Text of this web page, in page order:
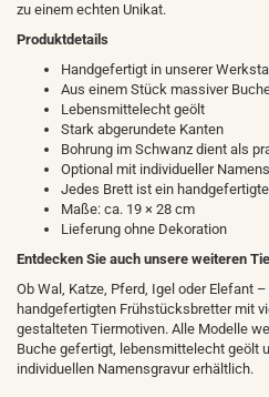
zu einem echten Unikat.
Produktdetails
Handgefertigt in unserer
Aus einem Stück massiver
Lebensmittelecht geölt
Stark abgerundete Kanten
Bohrung im Schwanz dient als
Optional mit individueller
Jedes Brett ist ein
Maße: ca. 19 × 28 cm
Lieferung ohne Dekoration
Entdecken Sie auch unsere weiteren
Ob Wal, Katze, Pferd, Igel oder Elefant
handgefertigten Frühstücksbretter mit
gestalteten Tiermotiven. Alle Modelle
Buche gefertigt, lebensmittelecht geölt
individuellen Namensgravur erhältlich.